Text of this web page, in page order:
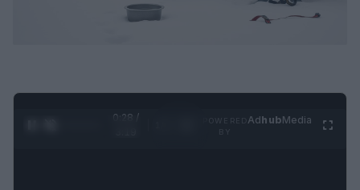
0:29 /
AdhubMedia